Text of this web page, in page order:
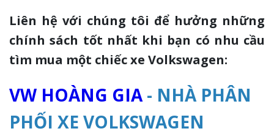
Liên hệ với chúng tôi để hưởng những
chính sách tốt nhất khi bạn có nhu cầu
tìm mua một chiếc xe Volkswagen:
VW HOÀNG GIA- NHÀ PHÂN
PHỐI XE VOLKSWAGEN